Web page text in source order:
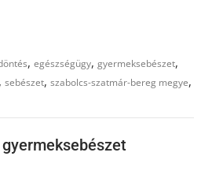
,egészségügy,gyermeksebészet,
,sebészet,szabolcs-szatmár-bereg megye,